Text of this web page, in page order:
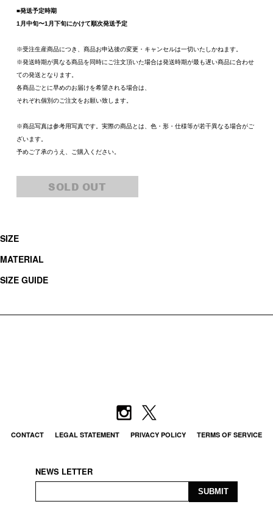
■発送予定時期
1月中旬〜1月下旬にかけて順次発送予定
※受注生産商品につき、商品お申込後の変更・キャンセルは一切いたしかねます。
※発送時期が異なる商品を同時にご注文頂いた場合は発送時期が最も遅い商品に合わせ
ての発送となります。
各商品ごとに早めのお届けを希望される場合は、
それぞれ個別のご注文をお願い致します。
※商品写真は参考用写真です。実際の商品とは、色・形・仕様等が若干異なる場合がご
ざいます。
予めご了承のうえ、ご購入ください。
SOLD OUT
SIZE
MATERIAL
SIZE GUIDE
CONTACT LEGAL STATEMENT PRIVACY POLICY TERMS OF SERVICE
NEWS LETTER